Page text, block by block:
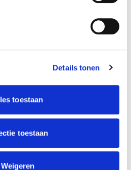
Details tonen
toestaan
toestaan
Weigeren
wat u zoekt
lamp uit de categorie: